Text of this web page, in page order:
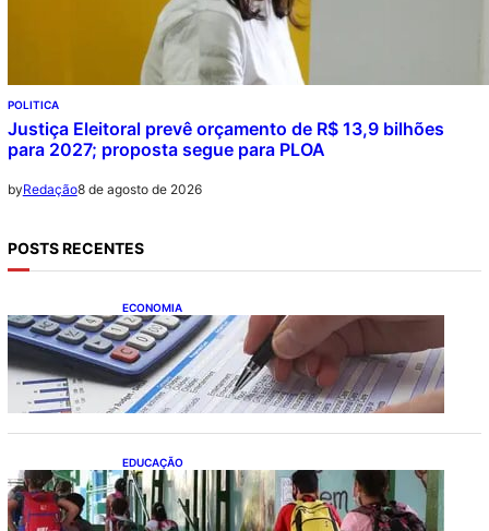
POLITICA
Justiça Eleitoral prevê orçamento de R$ 13,9 bilhões
para 2027; proposta segue para PLOA
byRedação8 de agosto de 2026
POSTS RECENTES
ECONOMIA
Busca dos brasileiros por crédito cresce
16,5%; Mato Grosso lidera ranking entre
estados
EDUCAÇÃO
Ensino fundamental melhora nas redes
municipais